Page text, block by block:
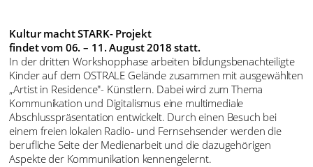
Kultur macht STARK- Projekt
findet vom 06. – 11. August 2018 statt.
In der dritten Workshopphase arbeiten bildungsbenachteiligte
Kinder auf dem OSTRALE Gelände zusammen mit ausgewählten
„Artist in Residence"- Künstlern. Dabei wird zum Thema
Kommunikation und Digitalismus eine multimediale
Abschlusspräsentation entwickelt. Durch einen Besuch bei
einem freien lokalen Radio- und Fernsehsender werden die
berufliche Seite der Medienarbeit und die dazugehörigen
Aspekte der Kommunikation kennengelernt.